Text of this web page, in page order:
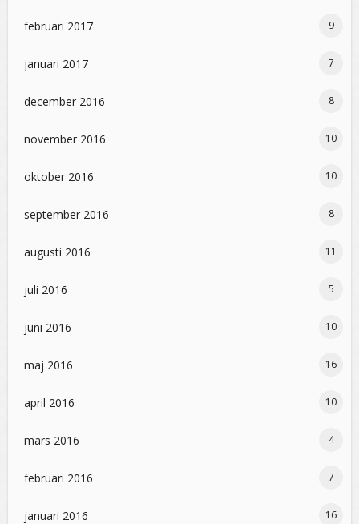
februari 2017 9
januari 2017 7
december 2016 8
november 2016 10
oktober 2016 10
september 2016 8
augusti 2016 11
juli 2016 5
juni 2016 10
maj 2016 16
april 2016 10
mars 2016 4
februari 2016 7
januari 2016 16